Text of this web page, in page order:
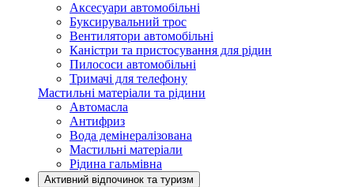
Аксесуари автомобільні
Буксирувальний трос
Вентилятори автомобільні
Каністри та пристосування для рідин
Пилососи автомобільні
Тримачі для телефону
Мастильні матеріали та рідини
Автомасла
Антифриз
Вода демінералізована
Мастильні матеріали
Рідина гальмівна
Активний відпочинок та туризм